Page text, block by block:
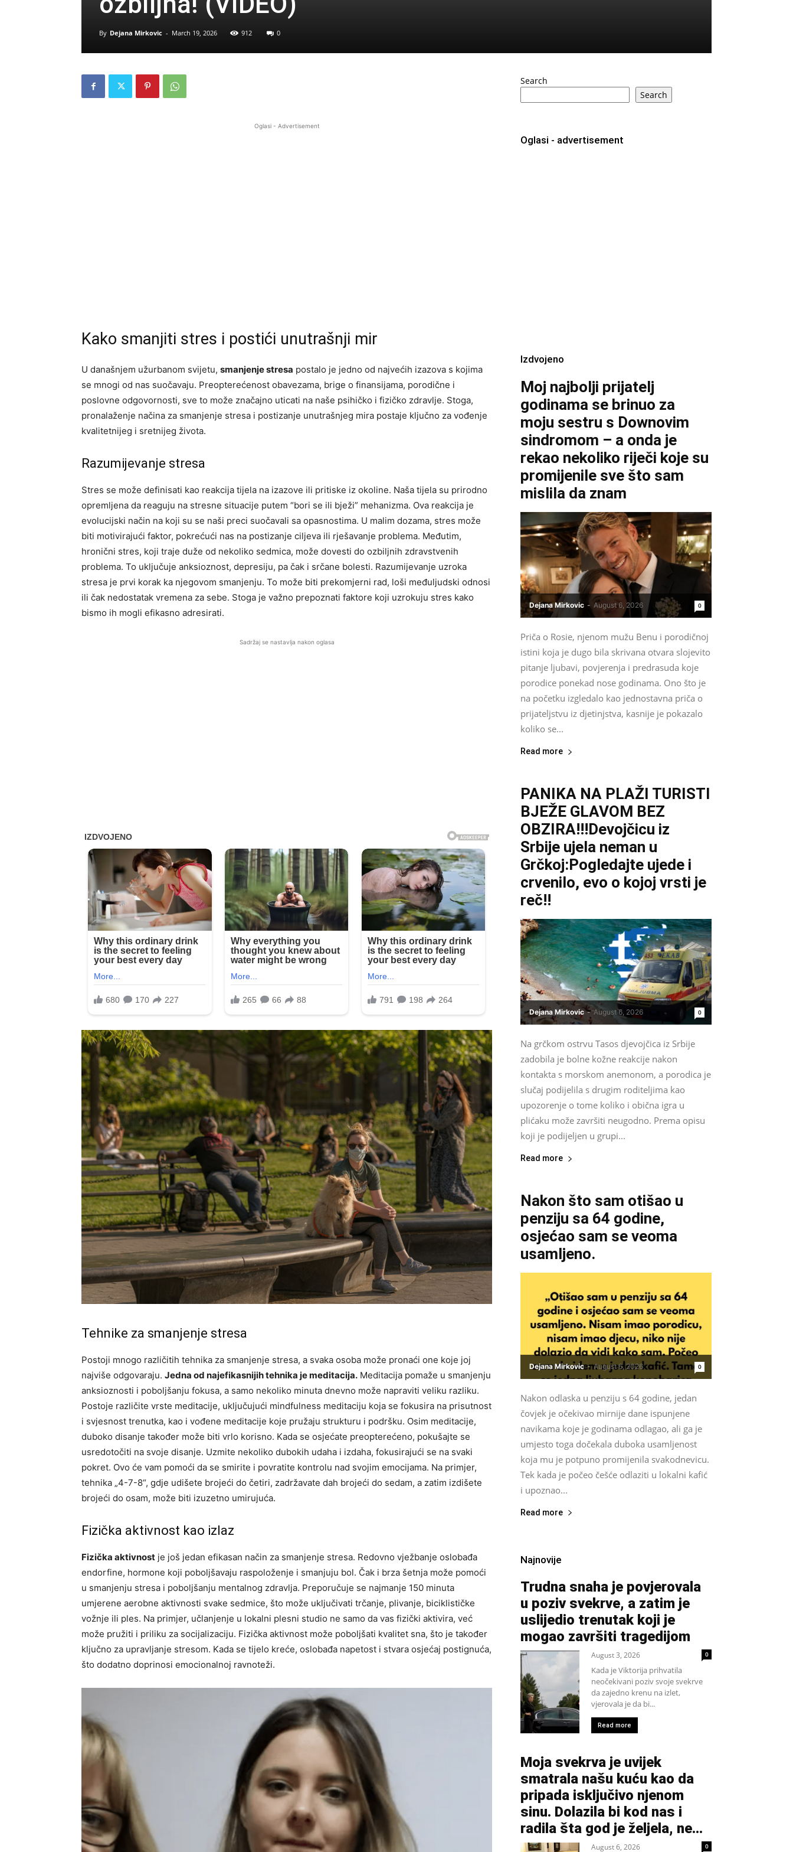
By Dejana Mirkovic - March 19, 2026 912 0
Oglasi - Advertisement
Kako smanjiti stres i postići unutrašnji mir
U današnjem užurbanom svijetu, smanjenje stresa postalo je jedno od najvećih izazova s kojima
se mnogi od nas suočavaju. Preopterećenost obavezama, brige o finansijama, porodične i
poslovne odgovornosti, sve to može značajno uticati na naše psihičko i fizičko zdravlje. Stoga,
pronalaženje načina za smanjenje stresa i postizanje unutrašnjeg mira postaje ključno za vođenje
kvalitetnijeg i sretnijeg života.
Razumijevanje stresa
Stres se može definisati kao reakcija tijela na izazove ili pritiske iz okoline. Naša tijela su prirodno
opremljena da reaguju na stresne situacije putem “bori se ili bježi” mehanizma. Ova reakcija je
evolucijski način na koji su se naši preci suočavali sa opasnostima. U malim dozama, stres može
biti motivirajući faktor, pokrećući nas na postizanje ciljeva ili rješavanje problema. Međutim,
hronični stres, koji traje duže od nekoliko sedmica, može dovesti do ozbiljnih zdravstvenih
problema. To uključuje anksioznost, depresiju, pa čak i srčane bolesti. Razumijevanje uzroka
stresa je prvi korak ka njegovom smanjenju. To može biti prekomjerni rad, loši međuljudski odnosi
ili čak nedostatak vremena za sebe. Stoga je važno prepoznati faktore koji uzrokuju stres kako
bismo ih mogli efikasno adresirati.
Sadržaj se nastavlja nakon oglasa
Tehnike za smanjenje stresa
Postoji mnogo različitih tehnika za smanjenje stresa, a svaka osoba može pronaći one koje joj
najviše odgovaraju. Jedna od najefikasnijih tehnika je meditacija. Meditacija pomaže u smanjenju
anksioznosti i poboljšanju fokusa, a samo nekoliko minuta dnevno može napraviti veliku razliku.
Postoje različite vrste meditacije, uključujući mindfulness meditaciju koja se fokusira na prisutnost
i svjesnost trenutka, kao i vođene meditacije koje pružaju strukturu i podršku. Osim meditacije,
duboko disanje također može biti vrlo korisno. Kada se osjećate preopterećeno, pokušajte se
usredotočiti na svoje disanje. Uzmite nekoliko dubokih udaha i izdaha, fokusirajući se na svaki
pokret. Ovo će vam pomoći da se smirite i povratite kontrolu nad svojim emocijama. Na primjer,
tehnika „4-7-8“, gdje udišete brojeći do četiri, zadržavate dah brojeći do sedam, a zatim izdišete
brojeći do osam, može biti izuzetno umirujuća.
Fizička aktivnost kao izlaz
Fizička aktivnost je još jedan efikasan način za smanjenje stresa. Redovno vježbanje oslobađa
endorfine, hormone koji poboljšavaju raspoloženje i smanjuju bol. Čak i brza šetnja može pomoći
u smanjenju stresa i poboljšanju mentalnog zdravlja. Preporučuje se najmanje 150 minuta
umjerene aerobne aktivnosti svake sedmice, što može uključivati trčanje, plivanje, biciklističke
vožnje ili ples. Na primjer, učlanjenje u lokalni plesni studio ne samo da vas fizički aktivira, već
može pružiti i priliku za socijalizaciju. Fizička aktivnost može poboljšati kvalitet sna, što je također
ključno za upravljanje stresom. Kada se tijelo kreće, oslobađa napetost i stvara osjećaj postignuća,
što dodatno doprinosi emocionalnoj ravnoteži.
Search
Search
Oglasi - advertisement
Izdvojeno
Moj najbolji prijatelj
godinama se brinuo za
moju sestru s Downovim
sindromom – a onda je
rekao nekoliko riječi koje su
promijenile sve što sam
mislila da znam
Dejana Mirkovic - August 6, 2026 0
Priča o Rosie, njenom mužu Benu i porodičnoj
istini koja je dugo bila skrivana otvara slojevito
pitanje ljubavi, povjerenja i predrasuda koje
porodice ponekad nose godinama. Ono što je
na početku izgledalo kao jednostavna priča o
prijateljstvu iz djetinjstva, kasnije je pokazalo
koliko se...
Read more
PANIKA NA PLAŽI TURISTI
BJEŽE GLAVOM BEZ
OBZIRA!!!Devojčicu iz
Srbije ujela neman u
Grčkoj:Pogledajte ujede i
crvenilo, evo o kojoj vrsti je
reč!!
Dejana Mirkovic - August 6, 2026 0
Na grčkom ostrvu Tasos djevojčica iz Srbije
zadobila je bolne kožne reakcije nakon
kontakta s morskom anemonom, a porodica je
slučaj podijelila s drugim roditeljima kao
upozorenje o tome koliko i obična igra u
plićaku može završiti neugodno. Prema opisu
koji je podijeljen u grupi...
Read more
Nakon što sam otišao u
penziju sa 64 godine,
osjećao sam se veoma
usamljeno.
Dejana Mirkovic - August 6, 2026 0
Nakon odlaska u penziju s 64 godine, jedan
čovjek je očekivao mirnije dane ispunjene
navikama koje je godinama odlagao, ali ga je
umjesto toga dočekala duboka usamljenost
koja mu je potpuno promijenila svakodnevicu.
Tek kada je počeo češće odlaziti u lokalni kafić
i upoznao...
Read more
Najnovije
Trudna snaha je povjerovala
u poziv svekrve, a zatim je
uslijedio trenutak koji je
mogao završiti tragedijom
August 3, 2026 0
Kada je Viktorija prihvatila
neočekivani poziv svoje svekrve
da zajedno krenu na izlet,
vjerovala je da bi...
Read more
Moja svekrva je uvijek
smatrala našu kuću kao da
pripada isključivo njenom
sinu. Dolazila bi kod nas i
radila šta god je željela, ne...
August 6, 2026 0